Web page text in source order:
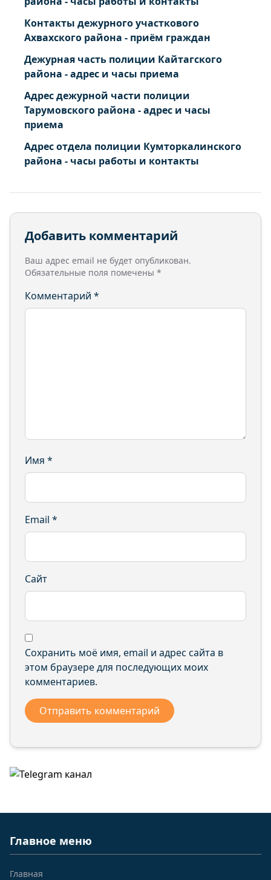
Контакты дежурного участкового
Ахвахского района - приём граждан
Дежурная часть полиции Кайтагского
района - адрес и часы приема
Адрес дежурной части полиции
Тарумовского района - адрес и часы
приема
Адрес отдела полиции Кумторкалинского
района - часы работы и контакты
Добавить комментарий
Ваш адрес email не будет опубликован.
Обязательные поля помечены *
Комментарий *
Имя *
Email *
Сайт
Сохранить моё имя, email и адрес сайта в
этом браузере для последующих моих
комментариев.
Главное меню
Главная